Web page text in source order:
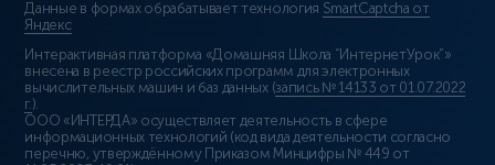
Данные в формах обрабатывает технология SmartCaptcha от
Яндекс
Интерактивная платформа «Домашняя Школа “ИнтернетУрок”»
внесена в реестр российских программ для электронных
вычислительных машин и баз данных (запись № 14133 от 01.07.2022
г.).
ООО «ИНТЕРДА» осуществляет деятельность в сфере
информационных технологий (код вида деятельности согласно
перечню, утверждённому Приказом Минцифры № 449 от